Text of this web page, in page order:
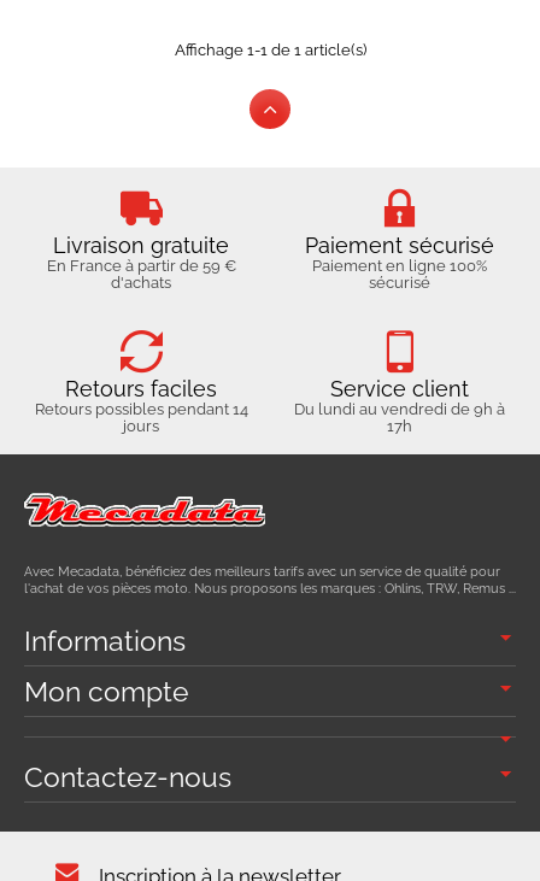
Affichage 1-1 de 1 article(s)
Livraison gratuite
En France à partir de 59 €
d'achats
Paiement sécurisé
Paiement en ligne 100%
sécurisé
Retours faciles
Retours possibles pendant 14
jours
Service client
Du lundi au vendredi de 9h à
17h
Avec Mecadata, bénéficiez des meilleurs tarifs avec un service de qualité pour
l'achat de vos pièces moto. Nous proposons les marques : Ohlins, TRW, Remus ...
Informations
Mon compte
Contactez-nous